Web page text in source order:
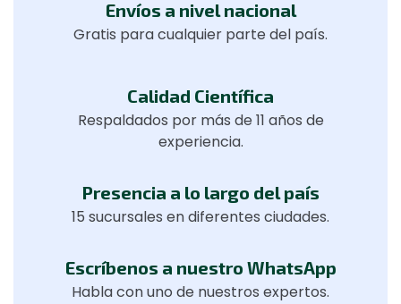
Envíos a nivel nacional
Gratis para cualquier parte del país.
Calidad Científica
Respaldados por más de 11 años de
experiencia.
Presencia a lo largo del país
15 sucursales en diferentes ciudades.
Escríbenos a nuestro WhatsApp
Habla con uno de nuestros expertos.